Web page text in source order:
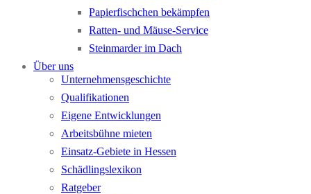
Papierfischchen bekämpfen
Ratten- und Mäuse-Service
Steinmarder im Dach
Über uns
Unternehmensgeschichte
Qualifikationen
Eigene Entwicklungen
Arbeitsbühne mieten
Einsatz-Gebiete in Hessen
Schädlingslexikon
Ratgeber